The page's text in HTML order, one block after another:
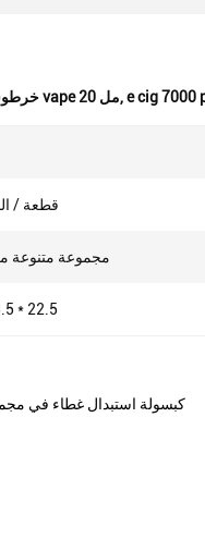
خرطوشة vape 20 مل,e cig 7000
10 قطعة /
مجموعة متنوعة
* 22.5
106*43.5*22.5 كبسولة استبدال غطاء